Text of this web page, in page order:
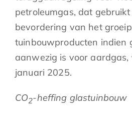
petroleumgas, dat
bevordering van het
tuinbouwproducten indien
aanwezig is voor
januari 2025.
CO2-heffing glastuinbouw